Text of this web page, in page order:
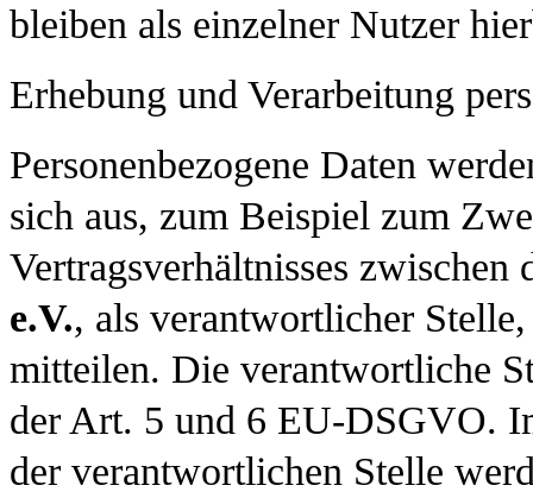
bleiben als einzelner Nutzer
Erhebung und Verarbeitung
Personenbezogene Daten
sich aus, zum Beispiel zum
Vertragsverhältnisses zwischen
e.V., als verantwortlicher
mitteilen. Die verantwortliche
der Art. 5 und 6 EU-DSGVO.
der verantwortlichen Stelle